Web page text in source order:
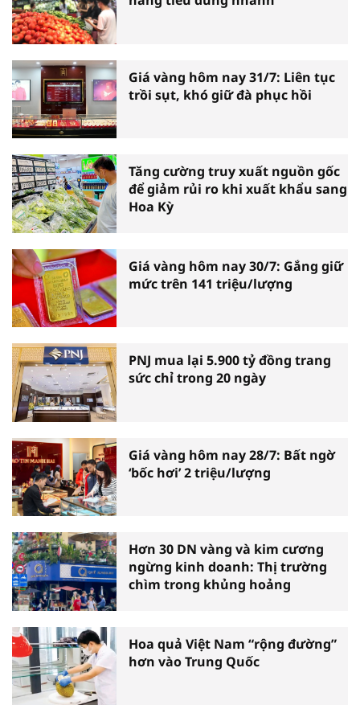
Giá vàng hôm nay 31/7: Liên tục
trồi sụt, khó giữ đà phục hồi
Tăng cường truy xuất nguồn gốc
để giảm rủi ro khi xuất khẩu sang
Hoa Kỳ
Giá vàng hôm nay 30/7: Gắng giữ
mức trên 141 triệu/lượng
PNJ mua lại 5.900 tỷ đồng trang
sức chỉ trong 20 ngày
Giá vàng hôm nay 28/7: Bất ngờ
‘bốc hơi’ 2 triệu/lượng
Hơn 30 DN vàng và kim cương
ngừng kinh doanh: Thị trường
chìm trong khủng hoảng
Hoa quả Việt Nam “rộng đường”
hơn vào Trung Quốc